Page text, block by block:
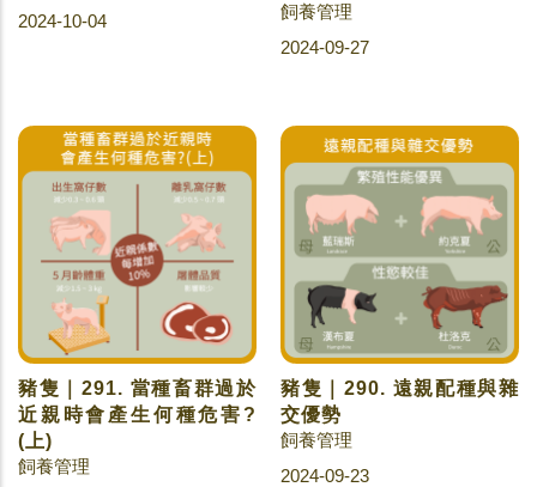
2024-10-04
飼養管理
2024-09-27
豬隻｜291. 當種畜群過於
近親時會產生何種危害?
(上)
飼養管理
豬隻｜290. 遠親配種與雜
交優勢
飼養管理
2024-09-23